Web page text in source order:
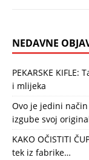
NEDAVNE
PEKARSKE
i mlijeka
Ovo je jedini
izgube svoj
KAKO OČISTITI
tek iz fabrike…